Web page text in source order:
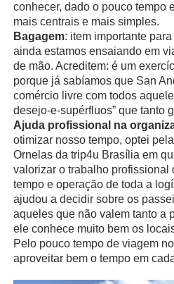
conhecer, dado o pouco tempo
mais centrais e mais simples.
Bagagem: item importante
ainda estamos ensaiando em
de mão. Acreditem: é um
porque já sabíamos que San
comércio livre com todos
desejo-e-supérfluos” que tanto
Ajuda profissional na
otimizar nosso tempo, optei
Ornelas da trip4u Brasília em
valorizar o trabalho profissional
tempo e operação de toda a
ajudou a decidir sobre os
aqueles que não valem tanto a
ele conhece muito bem os
Pelo pouco tempo de viagem
aproveitar bem o tempo em